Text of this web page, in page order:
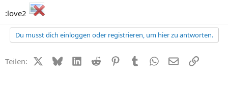
:love2
Du musst dich einloggen oder registrieren, um hier zu antworten.
Teilen: X (Twitter)
BlueskyLinkedIn
Reddit PinterestTumblr WhatsApp
E-MailLink